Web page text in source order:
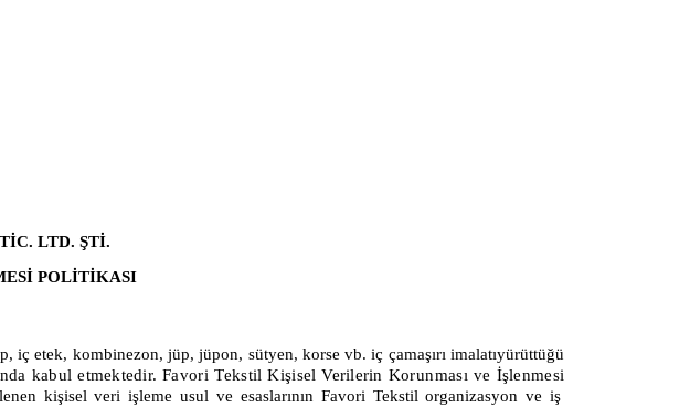
LTD. ŞTİ.
POLİTİKASI
iç etek, kombinezon, jüp, jüpon, sütyen, korse vb. iç çamaşırı imalatıyürüttüğü
kabul etmektedir. Favori Tekstil Kişisel Verilerin Korunması ve İşlenmesi
kişisel veri işleme usul ve esaslarının Favori Tekstil organizasyon ve iş